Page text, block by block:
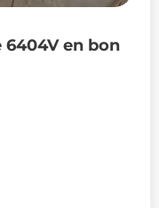
6404V en bon